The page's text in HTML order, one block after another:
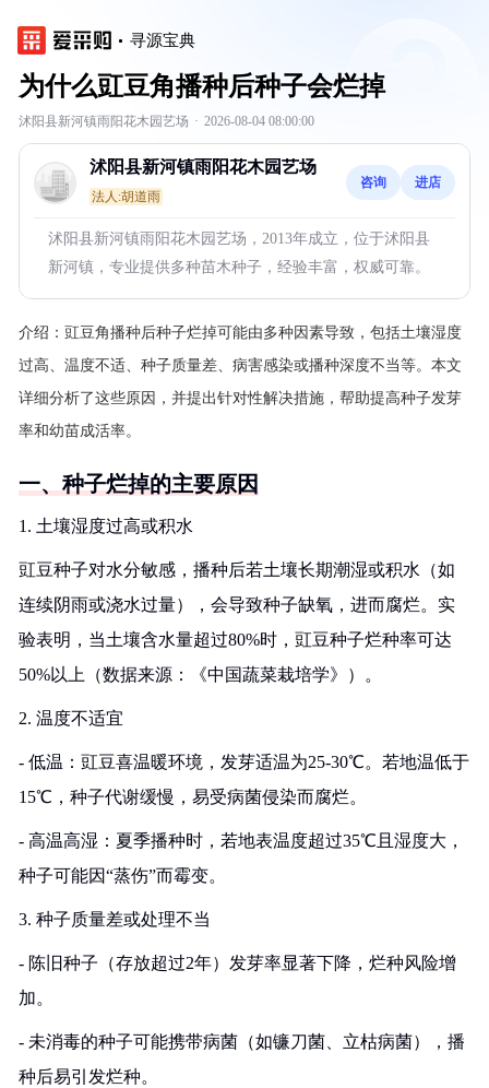
寻源宝典
为什么豇豆角播种后种子会烂掉
沭阳县新河镇雨阳花木园艺场 · 2026-08-04 08:00:00
沭阳县新河镇雨阳花木园艺场
法人:胡道雨
咨询 进店
沭阳县新河镇雨阳花木园艺场，2013年成立，位于沭阳县
新河镇，专业提供多种苗木种子，经验丰富，权威可靠。
介绍： 豇豆角播种后种子烂掉可能由多种因素导致，包括土壤湿度
过高、温度不适、种子质量差、病害感染或播种深度不当等。本文
详细分析了这些原因，并提出针对性解决措施，帮助提高种子发芽
率和幼苗成活率。
一、种子烂掉的主要原因
1. 土壤湿度过高或积水
豇豆种子对水分敏感，播种后若土壤长期潮湿或积水（如
连续阴雨或浇水过量），会导致种子缺氧，进而腐烂。实
验表明，当土壤含水量超过80%时，豇豆种子烂种率可达
50%以上（数据来源：《中国蔬菜栽培学》）。
2. 温度不适宜
- 低温：豇豆喜温暖环境，发芽适温为25-30℃。若地温低于
15℃，种子代谢缓慢，易受病菌侵染而腐烂。
- 高温高湿：夏季播种时，若地表温度超过35℃且湿度大，
种子可能因“蒸伤”而霉变。
3. 种子质量差或处理不当
- 陈旧种子（存放超过2年）发芽率显著下降，烂种风险增
加。
- 未消毒的种子可能携带病菌（如镰刀菌、立枯病菌），播
种后易引发烂种。